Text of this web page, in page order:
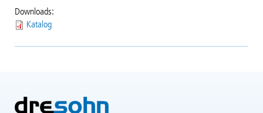
Downloads:
Katalog